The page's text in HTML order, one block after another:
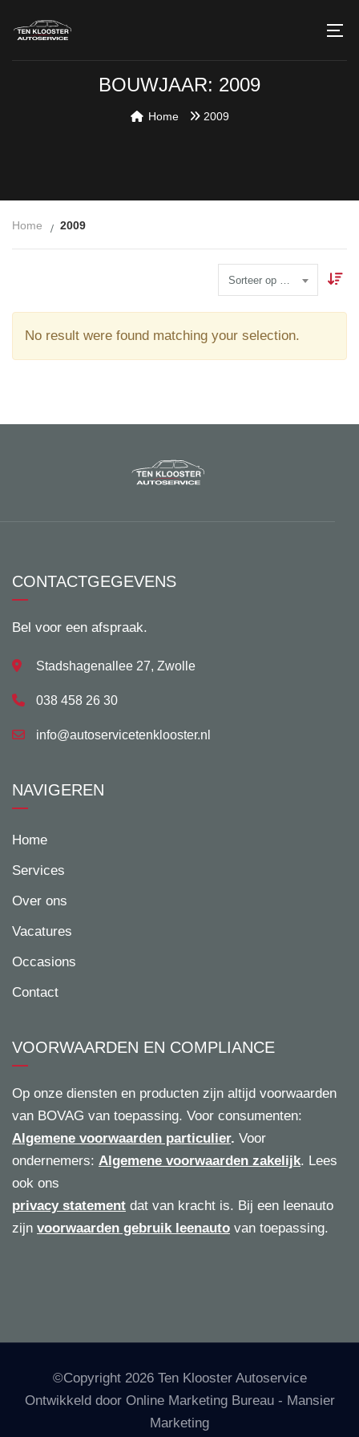
BOUWJAAR: 2009
Home 2009
Home 2009
Sorteer op Datum
No result were found matching your selection.
CONTACTGEGEVENS
Bel voor een afspraak.
Stadshagenallee 27, Zwolle
038 458 26 30
info@autoservicetenklooster.nl
NAVIGEREN
Home
Services
Over ons
Vacatures
Occasions
Contact
VOORWAARDEN EN COMPLIANCE
Op onze diensten en producten zijn altijd voorwaarden
van BOVAG van toepassing. Voor consumenten:
Algemene voorwaarden particulier. Voor
ondernemers: Algemene voorwaarden zakelijk. Lees
ook ons
privacy statement dat van kracht is. Bij een leenauto
zijn voorwaarden gebruik leenauto van toepassing.
©Copyright 2026 Ten Klooster Autoservice
Ontwikkeld door Online Marketing Bureau- Mansier
Marketing